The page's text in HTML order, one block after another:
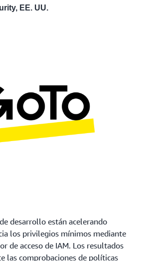
EE. UU.
desarrollo están acelerando
los privilegios mínimos mediante
de acceso de IAM. Los resultados
las comprobaciones de políticas